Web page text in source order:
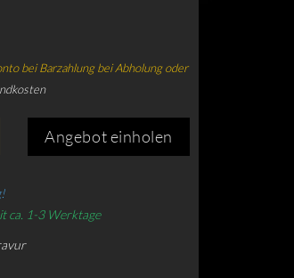
bei Barzahlung bei Abholung oder
Angebot einholen
ca. 1-3 Werktage